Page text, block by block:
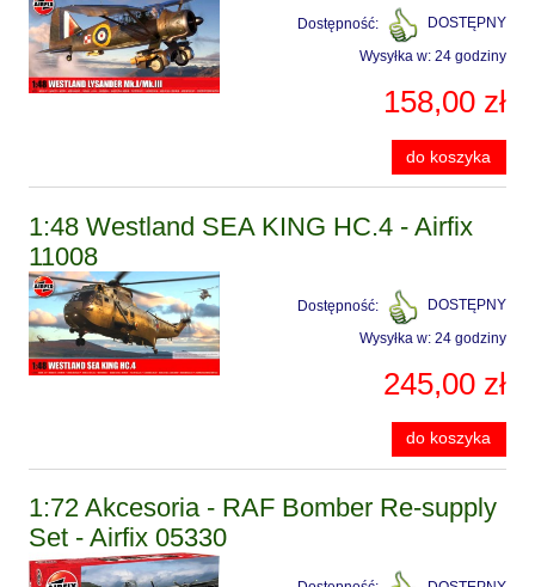
Dostępność:
DOSTĘPNY
Wysyłka w: 24 godziny
158,00 zł
do koszyka
1:48 Westland SEA KING HC.4 - Airfix
11008
Dostępność:
DOSTĘPNY
Wysyłka w: 24 godziny
245,00 zł
do koszyka
1:72 Akcesoria - RAF Bomber Re-supply
Set - Airfix 05330